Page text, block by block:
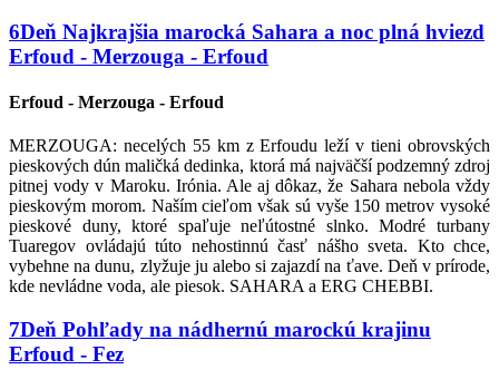
6Deň Najkrajšia marocká Sahara a noc plná hviezd
Erfoud - Merzouga - Erfoud
Erfoud - Merzouga - Erfoud
MERZOUGA: necelých 55 km z Erfoudu leží v tieni obrovských
pieskových dún maličká dedinka, ktorá má najväčší podzemný zdroj
pitnej vody v Maroku. Irónia. Ale aj dôkaz, že Sahara nebola vždy
pieskovým morom. Naším cieľom však sú vyše 150 metrov vysoké
pieskové duny, ktoré spaľuje neľútostné slnko. Modré turbany
Tuaregov ovládajú túto nehostinnú časť nášho sveta. Kto chce,
vybehne na dunu, zlyžuje ju alebo si zajazdí na ťave. Deň v prírode,
kde nevládne voda, ale piesok. SAHARA a ERG CHEBBI.
7Deň Pohľady na nádhernú marockú krajinu
Erfoud - Fez